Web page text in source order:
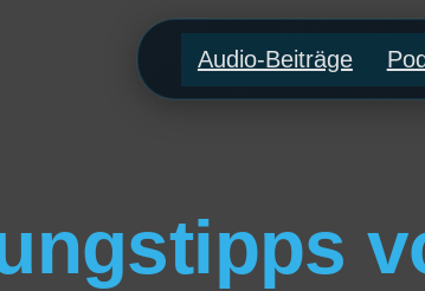
Audio-Beiträge